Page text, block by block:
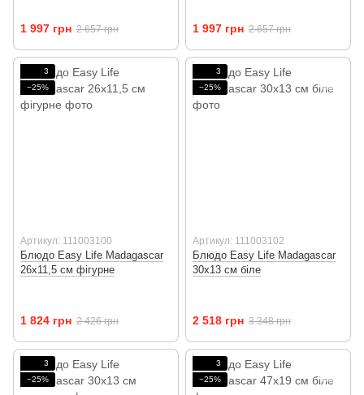
1 997 грн 2 657 грн 1 997 грн 2 657 грн
3
−25%
Артикул: 111003100
Блюдо Easy Life Madagascar
26х11,5 см фігурне
1 824 грн 2 426 грн
3
−25%
Артикул: 111003102
Блюдо Easy Life Madagascar
30х13 см біле
2 518 грн 3 348 грн
3
−25%
3
−25%